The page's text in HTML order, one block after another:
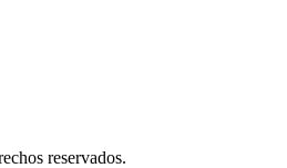
reservados.